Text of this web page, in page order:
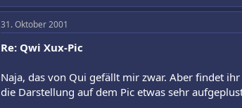
31. Oktober 2001
Re: Qwi Xux-Pic
Naja, das von Qui gefällt mir zwar. Aber findet
die Darstellung auf dem Pic etwas sehr